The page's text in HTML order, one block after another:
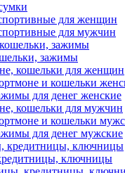
для женщин
для мужчин
зажимы
кошельки для женщин
и кошельки
для денег женские
кошельки для мужчин
и кошельки
для денег мужские
ключницы